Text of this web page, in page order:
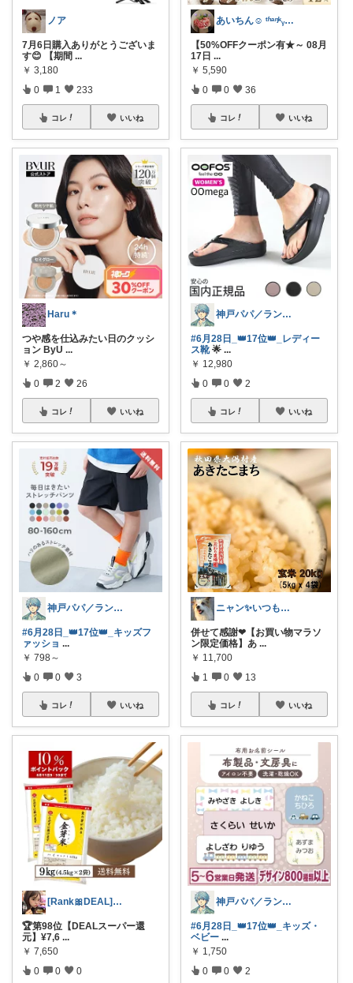
ノア
7月6日購入ありがとうございま
す😊 【期間 ...
￥ 3,180
0 1 233
コレ いいね
Haru＊
つや感を仕込みたい日のクッシ
ョン ByU ...
￥ 2,860～
0 2 26
コレ いいね
神戸パパ／ランキング＆レビュー毎日掲載
#6月28日_👑17位👑_キッズフ
ァッショ ...
￥ 798～
0 0 3
コレ いいね
[Rank🎀DEAL]毎日コレ@ano
🏆第98位【DEALスーパー還
元】¥7,6 ...
￥ 7,650
0 0 0
あいちん☺️ ᵗʱᵃᵑᵏᵧₒᵤওೄ ♬*
【50%OFFクーポン有★～ 08月
17日 ...
￥ 5,590
0 0 36
コレ いいね
神戸パパ／ランキング＆レビュー毎日掲載
#6月28日_👑17位👑_レディー
ス靴🌟 ...
￥ 12,980
0 0 2
コレ いいね
ニャン✨いつも感謝です๓´͈ ˘ `͈๓
併せて感謝❤【お買い物マラソ
ン限定価格】あ ...
￥ 11,700
1 0 13
コレ いいね
神戸パパ／ランキング＆レビュー毎日掲載
#6月28日_👑17位👑_キッズ・
ベビー ...
￥ 1,750
0 0 2